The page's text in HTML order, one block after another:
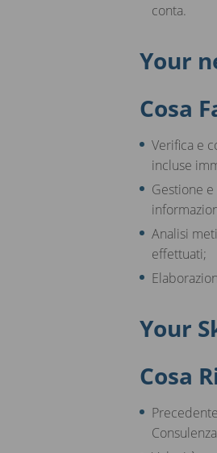
conta.
Your
Cosa
Verifica e
incluse
Gestione
Analisi
effettuati;
Your
Cosa